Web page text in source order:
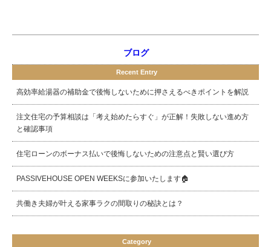
ブログ
Recent Entry
高効率給湯器の補助金で後悔しないために押さえるべきポイントを解説
注文住宅の予算相談は「考え始めたらすぐ」が正解！失敗しない進め方
と確認事項
住宅ローンのボーナス払いで後悔しないための注意点と賢い選び方
PASSIVEHOUSE OPEN WEEKSに参加いたします🏠
共働き夫婦が叶える家事ラクの間取りの秘訣とは？
Category